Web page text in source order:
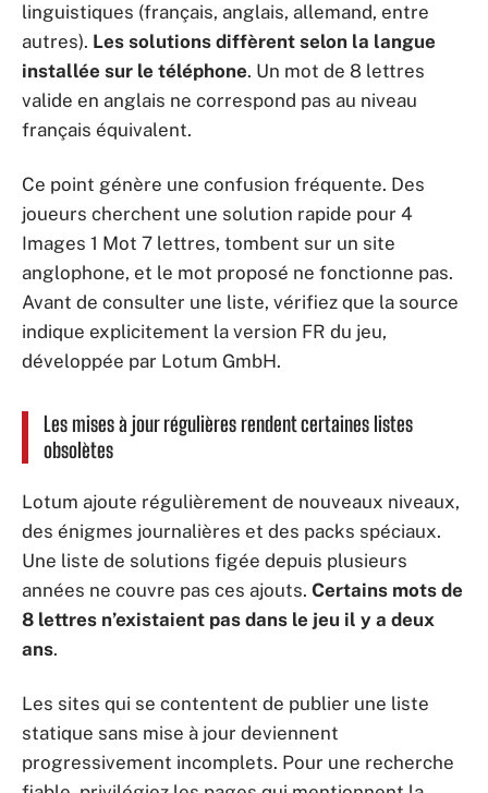
linguistiques (français, anglais, allemand, entre
autres). Les solutions diffèrent selon la langue
installée sur le téléphone. Un mot de 8 lettres
valide en anglais ne correspond pas au niveau
français équivalent.
Ce point génère une confusion fréquente. Des
joueurs cherchent une solution rapide pour 4
Images 1 Mot 7 lettres, tombent sur un site
anglophone, et le mot proposé ne fonctionne pas.
Avant de consulter une liste, vérifiez que la source
indique explicitement la version FR du jeu,
développée par Lotum GmbH.
Les mises à jour régulières rendent certaines listes
obsolètes
Lotum ajoute régulièrement de nouveaux niveaux,
des énigmes journalières et des packs spéciaux.
Une liste de solutions figée depuis plusieurs
années ne couvre pas ces ajouts. Certains mots de
8 lettres n’existaient pas dans le jeu il y a deux
ans.
Les sites qui se contentent de publier une liste
statique sans mise à jour deviennent
progressivement incomplets. Pour une recherche